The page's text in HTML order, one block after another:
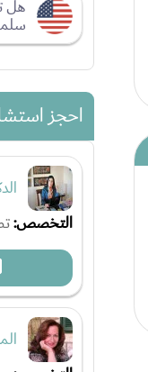
هل
احجز
التخصص: